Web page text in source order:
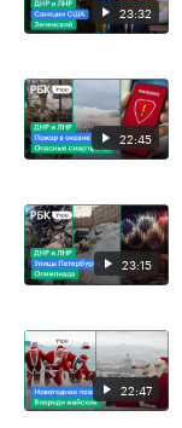
23:32
22:45
23:15
22:47